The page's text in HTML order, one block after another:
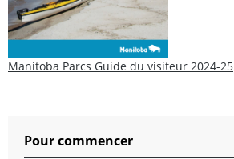
Manitoba Parcs Guide du visiteur 2024-25
Pour commencer